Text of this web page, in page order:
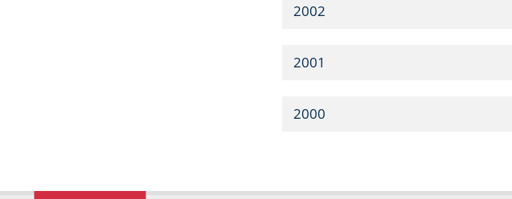
2002
2001
2000